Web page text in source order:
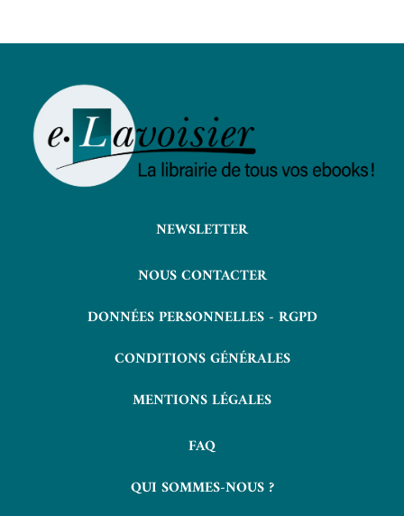
NEWSLETTER
NOUS CONTACTER
DONNÉES PERSONNELLES - RGPD
CONDITIONS GÉNÉRALES
MENTIONS LÉGALES
FAQ
QUI SOMMES-NOUS ?